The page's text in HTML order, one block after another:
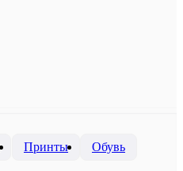
Принты Обувь